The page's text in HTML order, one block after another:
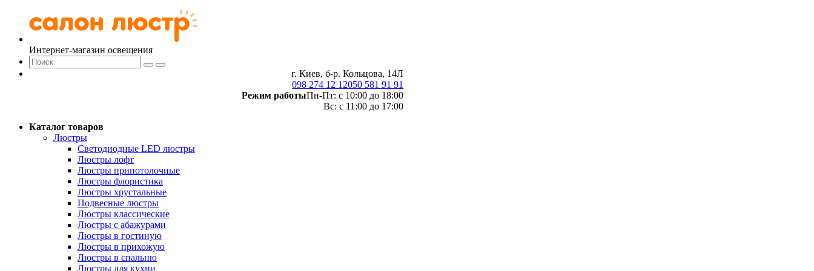
Интернет-магазин освещения
г. Киев, б-р. Кольцова, 14Л
098 274 12 12050 581 91 91
Режим работыПн-Пт: с 10:00 до 18:00
Вс: с 11:00 до 17:00
Каталог товаров
Люстры
Светодиодные LED люстры
Люстры лофт
Люстры припотолочные
Люстры флористика
Люстры хрустальные
Подвесные люстры
Люстры классические
Люстры с абажурами
Люстры в гостиную
Люстры в прихожую
Люстры в спальню
Люстры для кухни